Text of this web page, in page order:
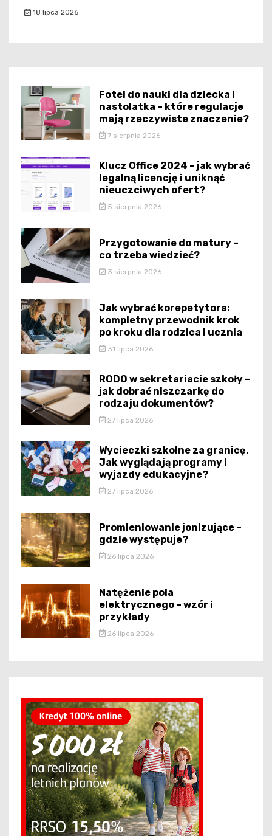
18 lipca 2026
Fotel do nauki dla dziecka i
nastolatka – które regulacje
mają rzeczywiste znaczenie?
7 sierpnia 2026
Klucz Office 2024 – jak wybrać
legalną licencję i uniknąć
nieuczciwych ofert?
5 sierpnia 2026
Przygotowanie do matury –
co trzeba wiedzieć?
3 sierpnia 2026
Jak wybrać korepetytora:
kompletny przewodnik krok
po kroku dla rodzica i ucznia
31 lipca 2026
RODO w sekretariacie szkoły –
jak dobrać niszczarkę do
rodzaju dokumentów?
27 lipca 2026
Wycieczki szkolne za granicę.
Jak wyglądają programy i
wyjazdy edukacyjne?
27 lipca 2026
Promieniowanie jonizujące –
gdzie występuje?
26 lipca 2026
Natężenie pola
elektrycznego – wzór i
przykłady
26 lipca 2026